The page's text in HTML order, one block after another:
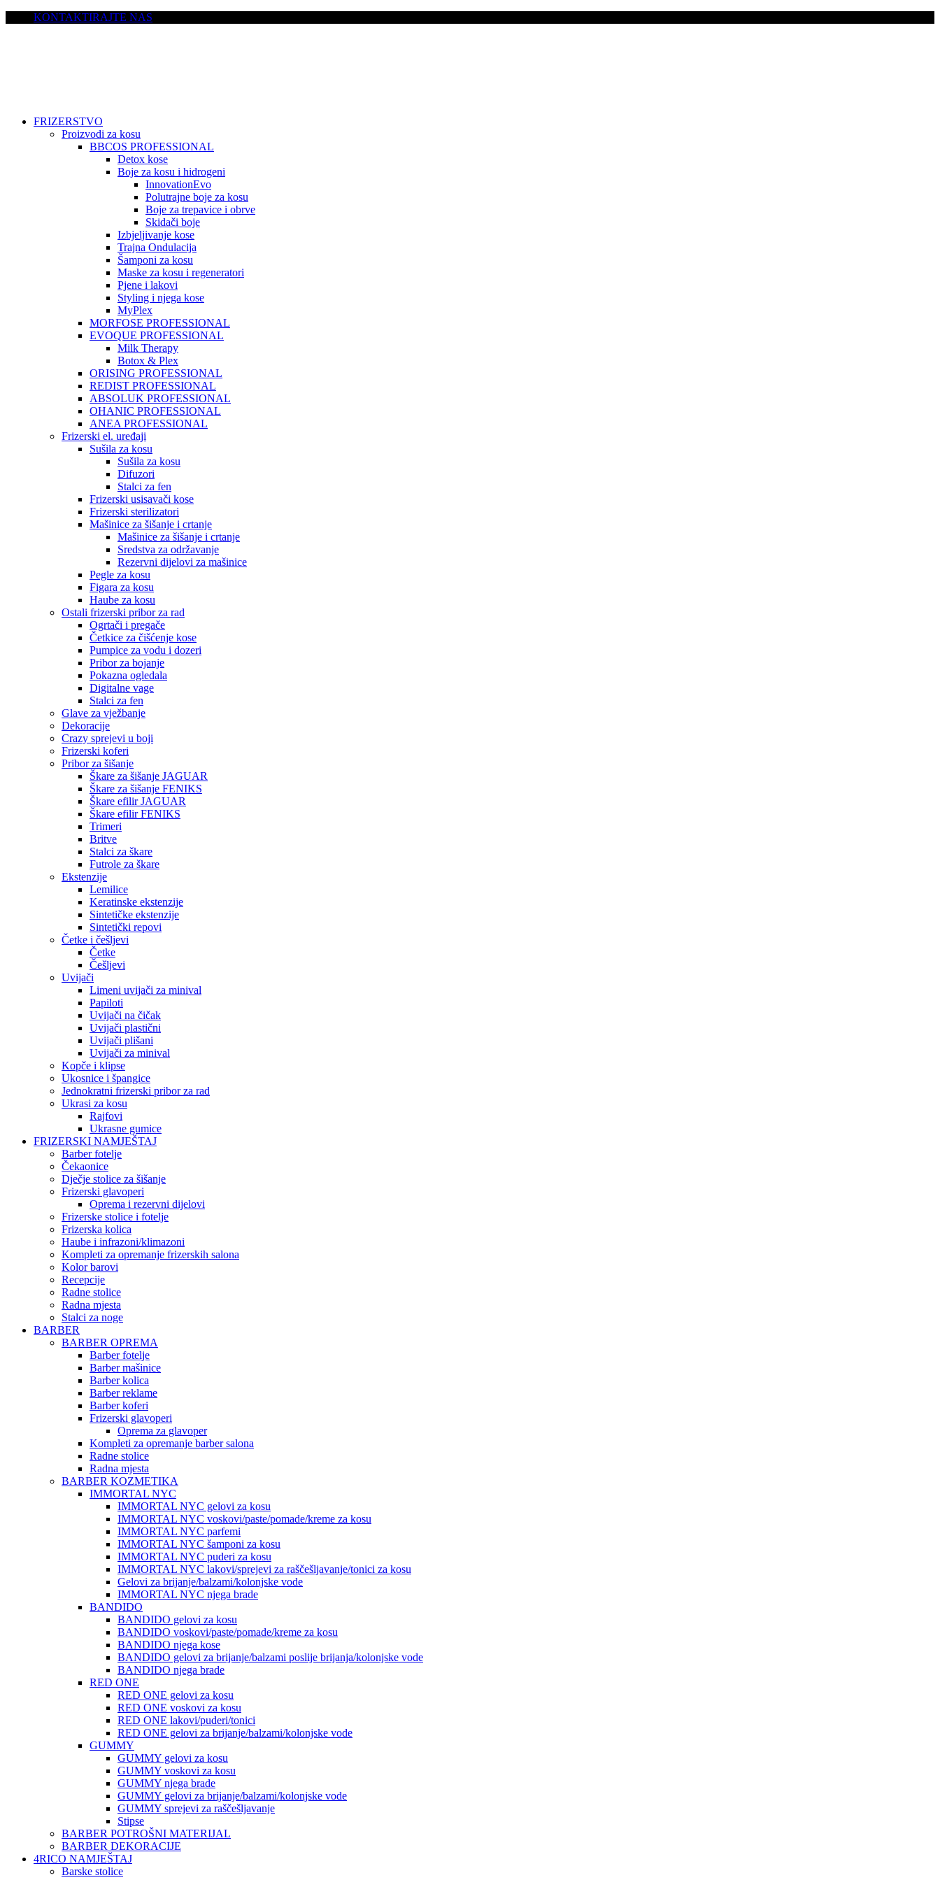
KONTAKTIRAJTE NAS
FRIZERSTVO
Proizvodi za kosu
BBCOS PROFESSIONAL
Detox kose
Boje za kosu i hidrogeni
InnovationEvo
Polutrajne boje za kosu
Boje za trepavice i obrve
Skidači boje
Izbjeljivanje kose
Trajna Ondulacija
Šamponi za kosu
Maske za kosu i regeneratori
Pjene i lakovi
Styling i njega kose
MyPlex
MORFOSE PROFESSIONAL
EVOQUE PROFESSIONAL
Milk Therapy
Botox & Plex
ORISING PROFESSIONAL
REDIST PROFESSIONAL
ABSOLUK PROFESSIONAL
OHANIC PROFESSIONAL
ANEA PROFESSIONAL
Frizerski el. uređaji
Sušila za kosu
Sušila za kosu
Difuzori
Stalci za fen
Frizerski usisavači kose
Frizerski sterilizatori
Mašinice za šišanje i crtanje
Mašinice za šišanje i crtanje
Sredstva za održavanje
Rezervni dijelovi za mašinice
Pegle za kosu
Figara za kosu
Haube za kosu
Ostali frizerski pribor za rad
Ogrtači i pregače
Četkice za čišćenje kose
Pumpice za vodu i dozeri
Pribor za bojanje
Pokazna ogledala
Digitalne vage
Stalci za fen
Glave za vježbanje
Dekoracije
Crazy sprejevi u boji
Frizerski koferi
Pribor za šišanje
Škare za šišanje JAGUAR
Škare za šišanje FENIKS
Škare efilir JAGUAR
Škare efilir FENIKS
Trimeri
Britve
Stalci za škare
Futrole za škare
Ekstenzije
Lemilice
Keratinske ekstenzije
Sintetičke ekstenzije
Sintetički repovi
Četke i češljevi
Četke
Češljevi
Uvijači
Limeni uvijači za minival
Papiloti
Uvijači na čičak
Uvijači plastični
Uvijači plišani
Uvijači za minival
Kopče i klipse
Ukosnice i špangice
Jednokratni frizerski pribor za rad
Ukrasi za kosu
Rajfovi
Ukrasne gumice
FRIZERSKI NAMJEŠTAJ
Barber fotelje
Čekaonice
Dječje stolice za šišanje
Frizerski glavoperi
Oprema i rezervni dijelovi
Frizerske stolice i fotelje
Frizerska kolica
Haube i infrazoni/klimazoni
Kompleti za opremanje frizerskih salona
Kolor barovi
Recepcije
Radne stolice
Radna mjesta
Stalci za noge
BARBER
BARBER OPREMA
Barber fotelje
Barber mašinice
Barber kolica
Barber reklame
Barber koferi
Frizerski glavoperi
Oprema za glavoper
Kompleti za opremanje barber salona
Radne stolice
Radna mjesta
BARBER KOZMETIKA
IMMORTAL NYC
IMMORTAL NYC gelovi za kosu
IMMORTAL NYC voskovi/paste/pomade/kreme za kosu
IMMORTAL NYC parfemi
IMMORTAL NYC šamponi za kosu
IMMORTAL NYC puderi za kosu
IMMORTAL NYC lakovi/sprejevi za raščešljavanje/tonici za kosu
Gelovi za brijanje/balzami/kolonjske vode
IMMORTAL NYC njega brade
BANDIDO
BANDIDO gelovi za kosu
BANDIDO voskovi/paste/pomade/kreme za kosu
BANDIDO njega kose
BANDIDO gelovi za brijanje/balzami poslije brijanja/kolonjske vode
BANDIDO njega brade
RED ONE
RED ONE gelovi za kosu
RED ONE voskovi za kosu
RED ONE lakovi/puderi/tonici
RED ONE gelovi za brijanje/balzami/kolonjske vode
GUMMY
GUMMY gelovi za kosu
GUMMY voskovi za kosu
GUMMY njega brade
GUMMY gelovi za brijanje/balzami/kolonjske vode
GUMMY sprejevi za raščešljavanje
Stipse
BARBER POTROŠNI MATERIJAL
BARBER DEKORACIJE
4RICO NAMJEŠTAJ
Barske stolice